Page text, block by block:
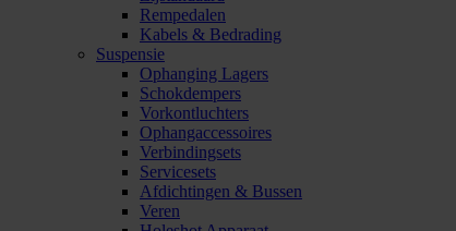
Rempedalen
Kabels & Bedrading
Suspensie
Ophanging Lagers
Schokdempers
Vorkontluchters
Ophangaccessoires
Verbindingsets
Servicesets
Afdichtingen & Bussen
Veren